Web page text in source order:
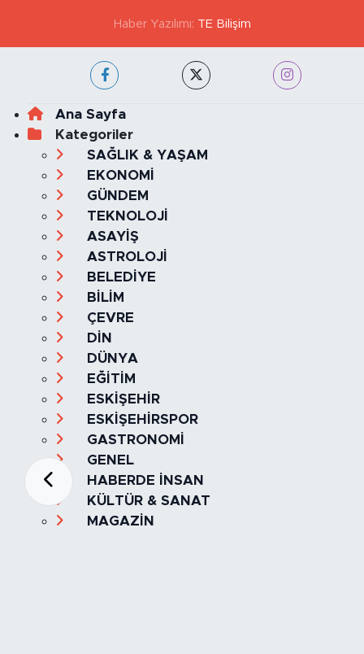
Haber Yazılımı: TE Bilişim
Ana Sayfa
Kategoriler
SAĞLIK & YAŞAM
EKONOMİ
GÜNDEM
TEKNOLOJİ
ASAYİŞ
ASTROLOJİ
BELEDİYE
BİLİM
ÇEVRE
DİN
DÜNYA
EĞİTİM
ESKİŞEHİR
ESKİŞEHİRSPOR
GASTRONOMİ
GENEL
HABERDE İNSAN
KÜLTÜR & SANAT
MAGAZİN